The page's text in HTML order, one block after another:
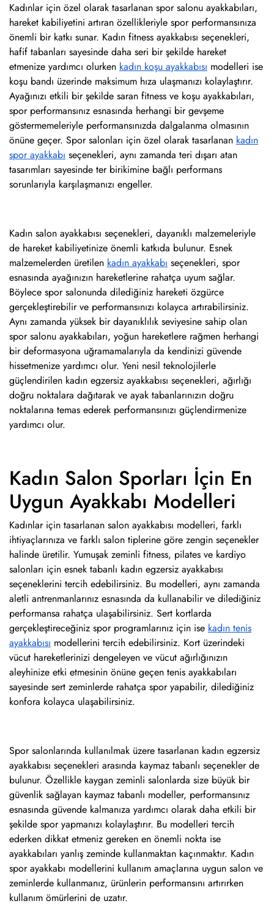
Kadınlar için özel olarak tasarlanan spor salonu ayakkabıları,
hareket kabiliyetini artıran özellikleriyle spor performansınıza
önemli bir katkı sunar. Kadın fitness ayakkabısı seçenekleri,
hafif tabanları sayesinde daha seri bir şekilde hareket
etmenize yardımcı olurken kadın koşu ayakkabısı modelleri ise
koşu bandı üzerinde maksimum hıza ulaşmanızı kolaylaştırır.
Ayağınızı etkili bir şekilde saran fitness ve koşu ayakkabıları,
spor performansınız esnasında herhangi bir gevşeme
göstermemeleriyle performansınızda dalgalanma olmasının
önüne geçer. Spor salonları için özel olarak tasarlanan kadın
spor ayakkabı seçenekleri, aynı zamanda teri dışarı atan
tasarımları sayesinde ter birikimine bağlı performans
sorunlarıyla karşılaşmanızı engeller.
Kadın salon ayakkabısı seçenekleri, dayanıklı malzemeleriyle
de hareket kabiliyetinize önemli katkıda bulunur. Esnek
malzemelerden üretilen kadın ayakkabı seçenekleri, spor
esnasında ayağınızın hareketlerine rahatça uyum sağlar.
Böylece spor salonunda dilediğiniz hareketi özgürce
gerçekleştirebilir ve performansınızı kolayca artırabilirsiniz.
Aynı zamanda yüksek bir dayanıklılık seviyesine sahip olan
spor salonu ayakkabıları, yoğun hareketlere rağmen herhangi
bir deformasyona uğramamalarıyla da kendinizi güvende
hissetmenize yardımcı olur. Yeni nesil teknolojilerle
güçlendirilen kadın egzersiz ayakkabısı seçenekleri, ağırlığı
doğru noktalara dağıtarak ve ayak tabanlarınızın doğru
noktalarına temas ederek performansınızı güçlendirmenize
yardımcı olur.
Kadın Salon Sporları İçin En
Uygun Ayakkabı Modelleri
Kadınlar için tasarlanan salon ayakkabısı modelleri, farklı
ihtiyaçlarınıza ve farklı salon tiplerine göre zengin seçenekler
halinde üretilir. Yumuşak zeminli fitness, pilates ve kardiyo
salonları için esnek tabanlı kadın egzersiz ayakkabısı
seçeneklerini tercih edebilirsiniz. Bu modelleri, aynı zamanda
aletli antrenmanlarınız esnasında da kullanabilir ve dilediğiniz
performansa rahatça ulaşabilirsiniz. Sert kortlarda
gerçekleştireceğiniz spor programlarınız için ise kadın tenis
ayakkabısı modellerini tercih edebilirsiniz. Kort üzerindeki
vücut hareketlerinizi dengeleyen ve vücut ağırlığınızın
aleyhinize etki etmesinin önüne geçen tenis ayakkabıları
sayesinde sert zeminlerde rahatça spor yapabilir, dilediğiniz
konfora kolayca ulaşabilirsiniz.
Spor salonlarında kullanılmak üzere tasarlanan kadın egzersiz
ayakkabısı seçenekleri arasında kaymaz tabanlı seçenekler de
bulunur. Özellikle kaygan zeminli salonlarda size büyük bir
güvenlik sağlayan kaymaz tabanlı modeller, performansınız
esnasında güvende kalmanıza yardımcı olarak daha etkili bir
şekilde spor yapmanızı kolaylaştırır. Bu modelleri tercih
ederken dikkat etmeniz gereken en önemli nokta ise
ayakkabıları yanlış zeminde kullanmaktan kaçınmaktır. Kadın
spor ayakkabı modellerini kullanım amaçlarına uygun salon ve
zeminlerde kullanmanız, ürünlerin performansını artırırken
kullanım ömürlerini de uzatır.